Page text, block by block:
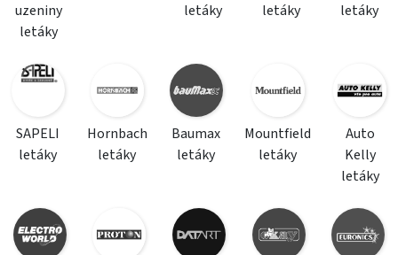
uzeniny
letáky
letáky
letáky
letáky
SAPELI
letáky
Hornbach
letáky
Baumax
letáky
Mountfield
letáky
Auto
Kelly
letáky